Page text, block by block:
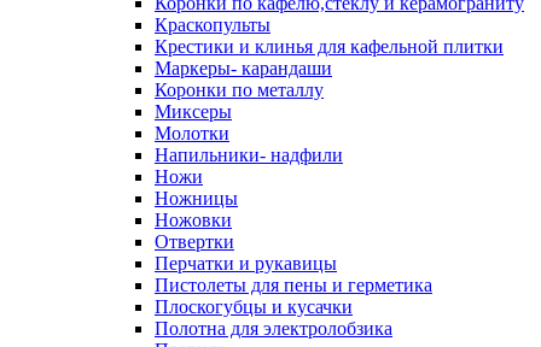
Краскопульты
Крестики и клинья для кафельной плитки
Маркеры- карандаши
Коронки по металлу
Миксеры
Молотки
Напильники- надфили
Ножи
Ножницы
Ножовки
Отвертки
Перчатки и рукавицы
Пистолеты для пены и герметика
Плоскогубцы и кусачки
Полотна для электролобзика